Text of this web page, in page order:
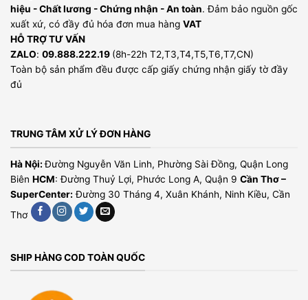
hiệu - Chất lương - Chứng nhận - An toàn. Đảm bảo nguồn gốc
xuất xứ, có đầy đủ hóa đơn mua hàng VAT
HỖ TRỢ TƯ VẤN
ZALO: 09.888.222.19 (8h-22h T2,T3,T4,T5,T6,T7,CN)
Toàn bộ sản phẩm đều được cấp giấy chứng nhận giấy tờ đầy
đủ
TRUNG TÂM XỬ LÝ ĐƠN HÀNG
Hà Nội:Đường Nguyễn Văn Linh, Phường Sài Đồng, Quận Long
Biên HCM: Đường Thuỷ Lợi, Phước Long A, Quận 9 Cần Thơ –
SuperCenter: Đường 30 Tháng 4, Xuân Khánh, Ninh Kiều, Cần
Thơ
SHIP HÀNG COD TOÀN QUỐC